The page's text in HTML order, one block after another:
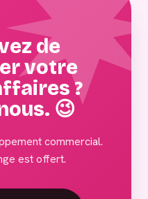
de
votre
?
😉
commercial.
est offert.